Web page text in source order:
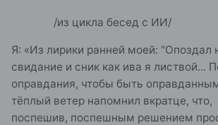
/из цикла бесед с ИИ/
Я: «Из лирики ранней моей: "Опоздал
свидание и сник как ива я листвой...
оправдания, чтобы быть
тёплый ветер напомнил вкратце,
поспешив, поспешным решением